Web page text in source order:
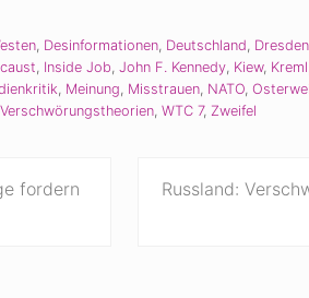
Desinformationen Deutschland Dresden
Inside Job John F. Kennedy Kiew, Kreml
Meinung Misstrauen NATO
Verschwörungstheorien WTC 7, Zweifel
fordern
N
Russland: